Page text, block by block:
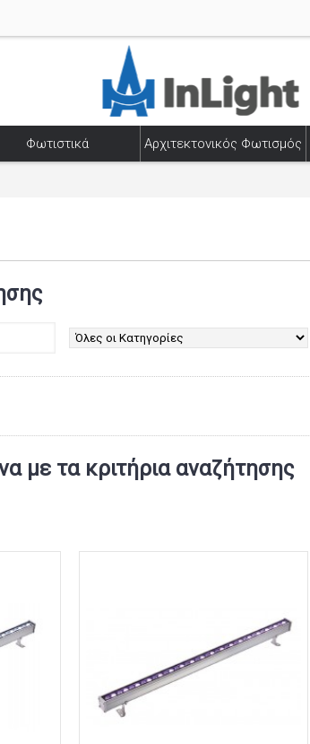
Φωτιστικά Αρχιτεκτονικός Φωτισμός
με τα κριτήρια αναζήτησης